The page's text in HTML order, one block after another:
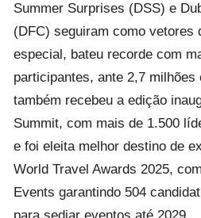
Summer Surprises (DSS) e
(DFC) seguiram como vetores
especial, bateu recorde com
participantes, ante 2,7 milhões
também recebeu a edição
Summit, com mais de 1.500
e foi eleita melhor destino de
World Travel Awards 2025,
Events garantindo 504